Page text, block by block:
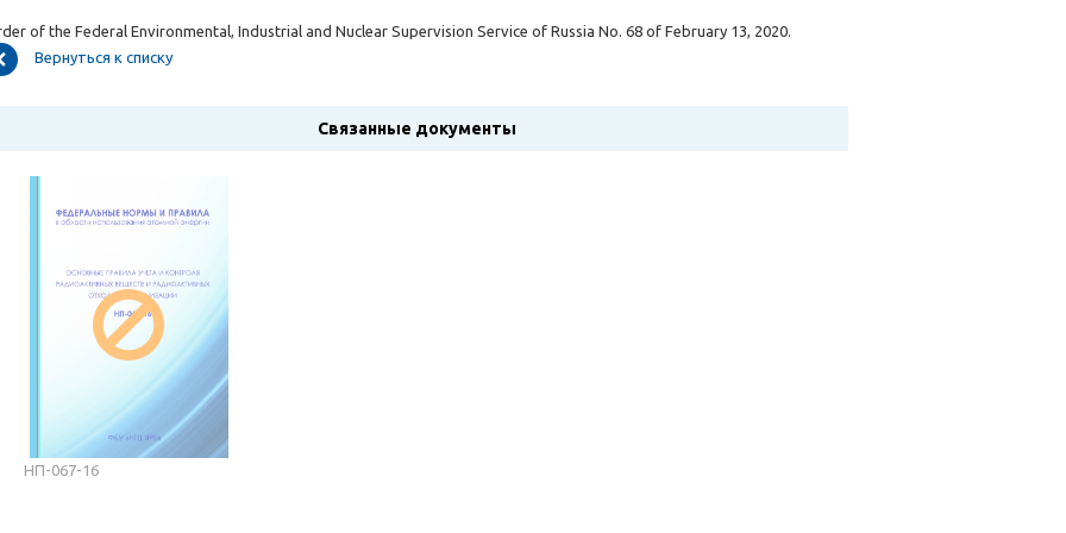
of the Federal Environmental, Industrial and Nuclear Supervision Service of Russia No. 68 of February 13, 2020.
Вернуться к списку
Связанные документы
НП-067-16